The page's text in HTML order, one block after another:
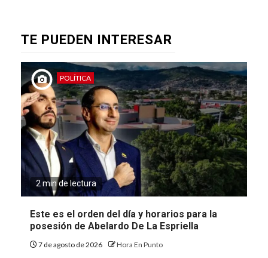
TE PUEDEN INTERESAR
POLÍTICA
2 min de lectura
Este es el orden del día y horarios para la
posesión de Abelardo De La Espriella
7 de agosto de 2026 Hora En Punto